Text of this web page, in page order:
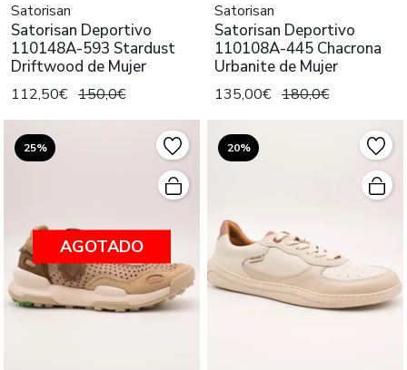
Satorisan
Satorisan Deportivo
110148A-593 Stardust
Driftwood de Mujer
112,50€ 150,0€
Satorisan
Satorisan Deportivo
110108A-445 Chacrona
Urbanite de Mujer
135,00€ 180,0€
25%
AGOTADO
20%